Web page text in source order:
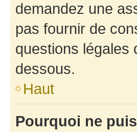
demandez une
pas fournir de
questions légales
dessous.
Haut
Pourquoi ne